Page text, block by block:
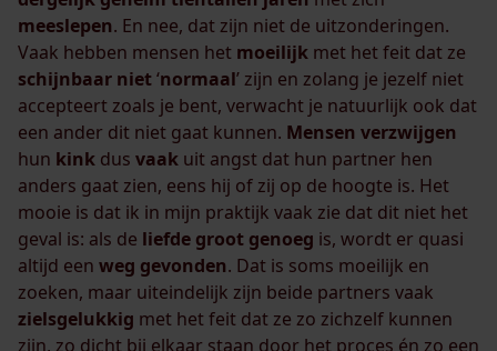
meeslepen. En nee, dat zijn niet de uitzonderingen.
Vaak hebben mensen het moeilijk met het feit dat ze
schijnbaar niet‘normaal’ zijn en zolang je jezelf niet
accepteert zoals je bent, verwacht je natuurlijk ook dat
een ander dit niet gaat kunnen. Mensen verzwijgen
hun kink dus vaak uit angst dat hun partner hen
anders gaat zien, eens hij of zij op de hoogte is. Het
mooie is dat ik in mijn praktijk vaak zie dat dit niet het
geval is: als de liefde groot genoeg is, wordt er quasi
altijd een weg gevonden. Dat is soms moeilijk en
zoeken, maar uiteindelijk zijn beide partners vaak
zielsgelukkig met het feit dat ze zo zichzelf kunnen
zijn, zo dicht bij elkaar staan door het proces én zo een